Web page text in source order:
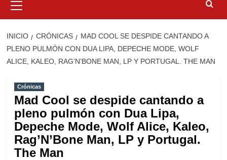
primario
INICIO CRÓNICAS
MAD COOL SE DESPIDE CANTANDO A
PLENO PULMÓN CON DUA LIPA, DEPECHE MODE, WOLF
ALICE, KALEO, RAG’N’BONE MAN, LP Y PORTUGAL. THE MAN
Crónicas
Mad Cool se despide cantando a
pleno pulmón con Dua Lipa,
Depeche Mode, Wolf Alice, Kaleo,
Rag’N’Bone Man, LP y Portugal.
The Man